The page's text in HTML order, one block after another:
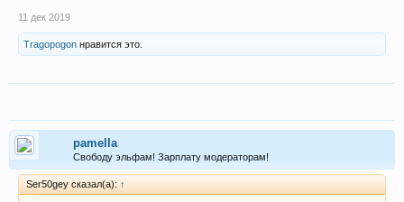
11 дек 2019
Tragopogon нравится это.
pamella
Свободу эльфам! Зарплату модераторам!
Ser50gey сказал(а): ↑